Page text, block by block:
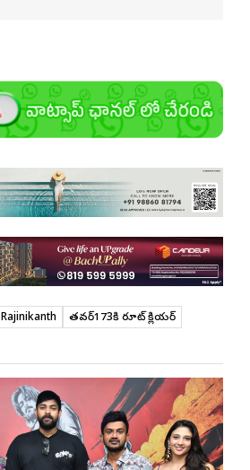
Rajinikanth త‌లైవ‌ర్173కి రూట్ క్లియ‌ర్